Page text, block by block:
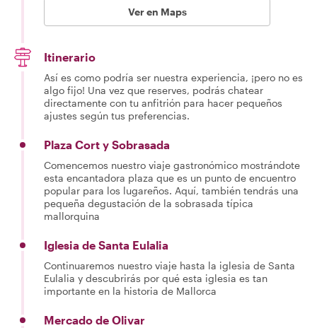
Ver en Maps
Itinerario
Así es como podría ser nuestra experiencia, ¡pero no es
algo fijo! Una vez que reserves, podrás chatear
directamente con tu anfitrión para hacer pequeños
ajustes según tus preferencias.
Plaza Cort y Sobrasada
Comencemos nuestro viaje gastronómico mostrándote
esta encantadora plaza que es un punto de encuentro
popular para los lugareños. Aquí, también tendrás una
pequeña degustación de la sobrasada típica
mallorquina
Iglesia de Santa Eulalia
Continuaremos nuestro viaje hasta la iglesia de Santa
Eulalia y descubrirás por qué esta iglesia es tan
importante en la historia de Mallorca
Mercado de Olivar